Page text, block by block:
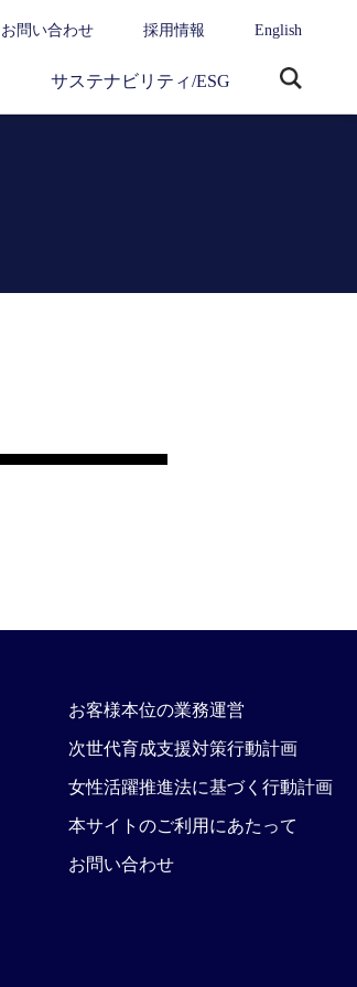
お問い合わせ 採用情報 English
サステナビリティ/ESG
お客様本位の業務運営
次世代育成支援対策行動計画
女性活躍推進法に基づく行動計画
本サイトのご利用にあたって
お問い合わせ